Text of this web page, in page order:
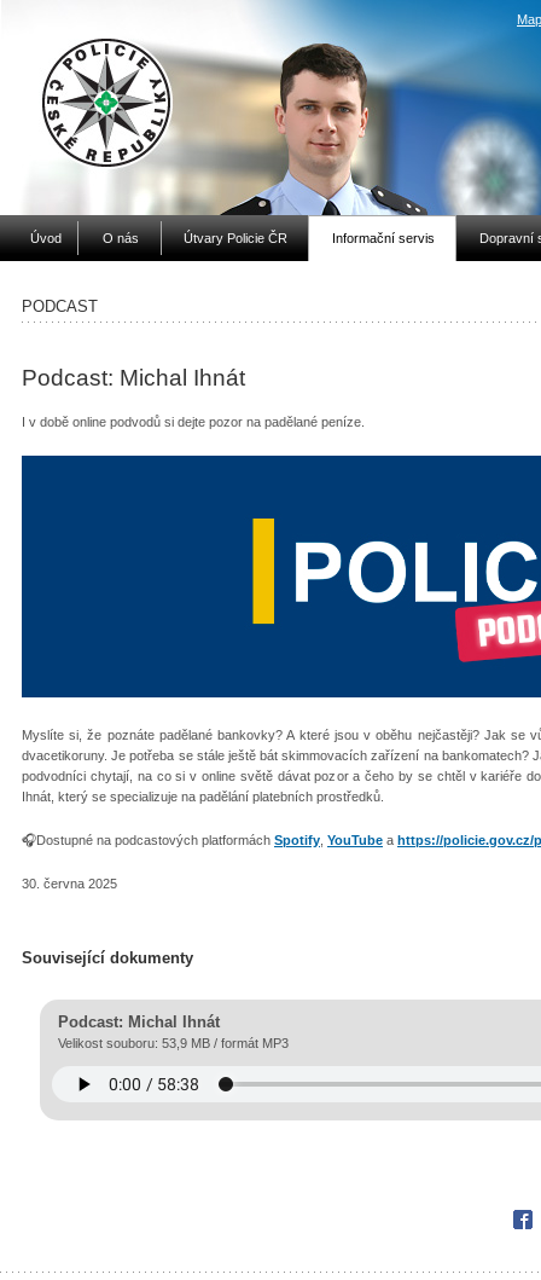
Úvod O nás Útvary Policie ČR Informační servis Dopravní
PODCAST
Podcast: Michal Ihnát
I v době online podvodů si dejte pozor na padělané peníze.
Myslíte si, že poznáte padělané bankovky? A které jsou v oběhu nejčastěji? Jak se
dvacetikoruny. Je potřeba se stále ještě bát skimmovacích zařízení na bankomatech?
podvodníci chytají, na co si v online světě dávat pozor a čeho by se chtěl v kariéře
Ihnát, který se specializuje na padělání platebních prostředků.
🎧Dostupné na podcastových platformách Spotify YouTube a https://policie.gov.cz/
30. června 2025
Související dokumenty
Podcast: Michal Ihnát
Velikost souboru: 53,9 MB / formát MP3